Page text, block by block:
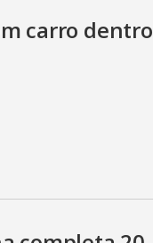
carro dentro